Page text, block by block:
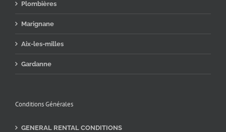
Plombières
Marignane
Aix-les-milles
Gardanne
Conditions Générales
GENERAL RENTAL CONDITIONS